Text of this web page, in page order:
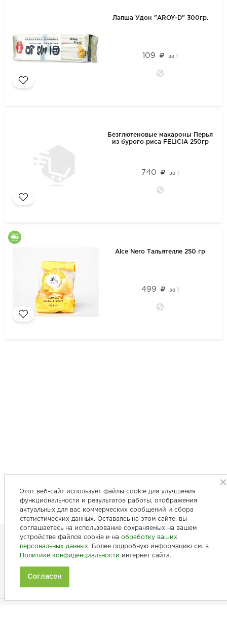
Лапша Удон "AROY-D" 300гр.
109 за1
Безглютеновые макароны Перья
из бурого риса FELICIA 250гр
740 за1
Alce Nero Тальятелле 250 гр
499 за1
+7 (846) 275-20-10
+7 (902) 375-20-10
Этот веб-сайт использует файлы cookie для улучшения
функциональности и результатов работы, отображения
актуальных для вас коммерческих сообщений и сбора
статистических данных. Оставаясь на этом сайте, вы
соглашаетесь на использование сохраняемых на вашем
устройстве файлов cookie и на обработку ваших
персональных данных. Более подробную информацию см. в
Политике конфиденциальности интернет сайта.
Согласен